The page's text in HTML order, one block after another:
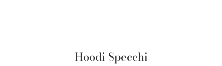
Hoodi Specchi